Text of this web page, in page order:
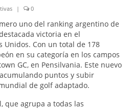
| 0
uno del ranking argentino de
victoria en el
Unidos. Con un total de 178
en su categoría en los campos
GC, en Pensilvania. Este nuevo
puntos y subir
de golf adaptado.
que agrupa a todas las